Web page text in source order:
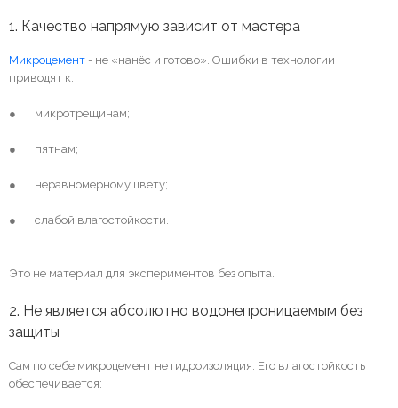
1. Качество напрямую зависит от мастера
Микроцемент - не «нанёс и готово». Ошибки в технологии
приводят к:
● микротрещинам;
● пятнам;
● неравномерному цвету;
● слабой влагостойкости.
Это не материал для экспериментов без опыта.
2. Не является абсолютно водонепроницаемым без
защиты
Сам по себе микроцемент не гидроизоляция. Его влагостойкость
обеспечивается: